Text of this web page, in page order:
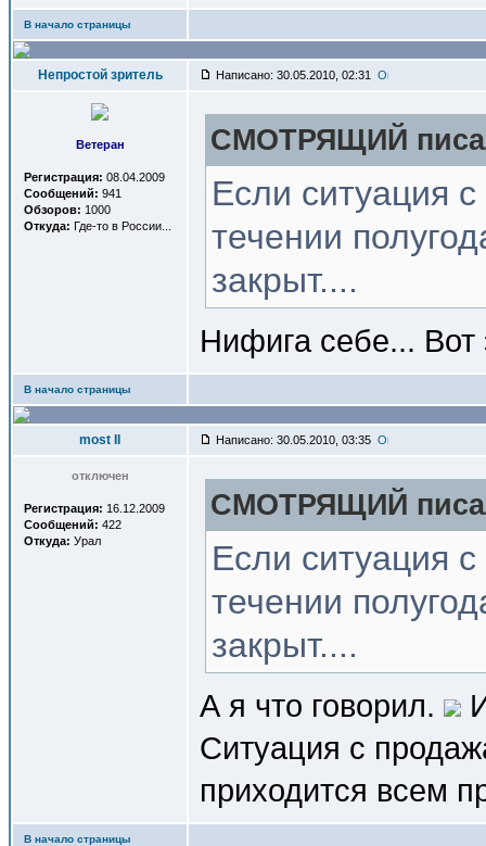
В начало страницы
Непростой зритель Написано: 30.05.2010, 02:31
Ветеран
Регистрация: 08.04.2009
Сообщений: 941
Обзоров: 1000
Откуда: Где-то в России...
СМОТРЯЩИЙ
Если ситуация
течении
закрыт....
Нифига себе... Вот
В начало страницы
most II Написано: 30.05.2010, 03:35
отключен
Регистрация: 16.12.2009
Сообщений: 422
Откуда: Урал
СМОТРЯЩИЙ
Если ситуация
течении
закрыт....
А я что говорил.
Ситуация с
приходится всем
В начало страницы